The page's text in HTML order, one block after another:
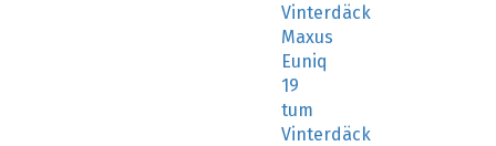
Vinterdäck
Maxus
Euniq
19
tum
Vinterdäck